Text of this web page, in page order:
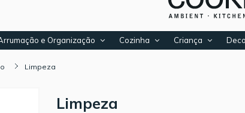
e Organização Cozinha Criança
Limpeza
Limpeza